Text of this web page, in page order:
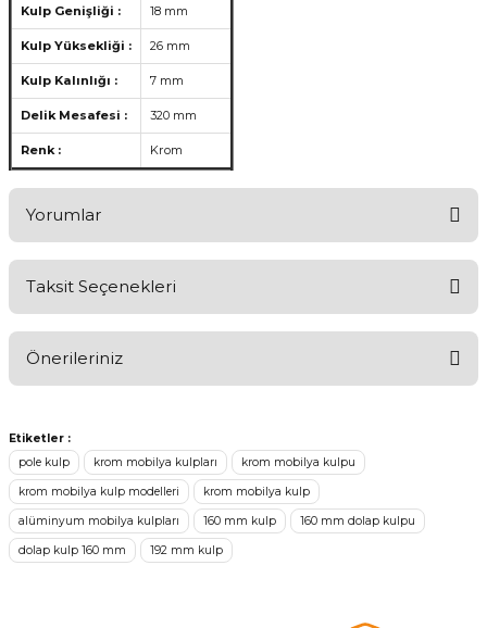
Kulp Genişliği : 18 mm
Kulp Yüksekliği : 26 mm
Kulp Kalınlığı : 7 mm
Delik Mesafesi : 320 mm
Renk : Krom
Yorumlar
Ürünü Değerlendir
Taksit Seçenekleri
Önerileriniz
konularda yetersiz gördüğünüz noktaları öneri formunu kullanarak
tarafımıza iletebilirsiniz.
Görüş ve önerileriniz için teşekkür ederiz.
Ürün resmi kalitesiz, bozuk veya görüntülenemiyor.
Ürün açıklamasında eksik bilgiler bulunuyor.
Etiketler :
pole kulp
krom mobilya kulpları krom mobilya kulpu
krom mobilya kulp modelleri krom mobilya kulp
alüminyum mobilya kulpları 160 mm kulp 160 mm dolap kulpu
dolap kulp 160 mm 192 mm kulp